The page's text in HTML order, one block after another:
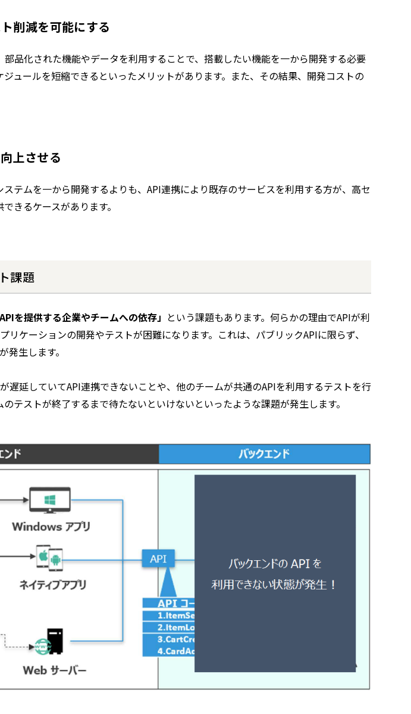
削減を可能にする
品化された機能やデータを利用することで、搭載したい機能を一から開発する必要
ュールを短縮できるといったメリットがあります。また、その結果、開発コストの
上させる
テムを一から開発するよりも、API連携により既存のサービスを利用する方が、高セ
きるケースがあります。
課題
APIを提供する企業やチームへの依存」 という課題もあります。何らかの理由でAPIが利
リケーションの開発やテストが困難になります。これは、パブリックAPIに限らず、
発生します。
遅延していてAPI連携できないことや、他のチームが共通のAPIを利用するテストを行
テストが終了するまで待たないといけないといったような課題が発生します。